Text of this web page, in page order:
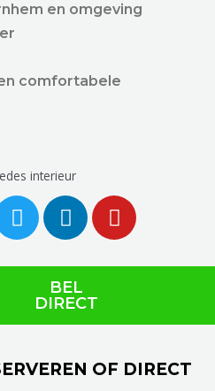
en omgeving
comfortabele
BEL
DIRECT
OF DIRECT